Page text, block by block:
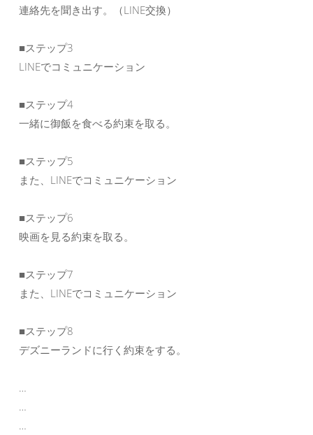
連絡先を聞き出す。（LINE交換）
■ステップ3
LINEでコミュニケーション
■ステップ4
一緒に御飯を食べる約束を取る。
■ステップ5
また、LINEでコミュニケーション
■ステップ6
映画を見る約束を取る。
■ステップ7
また、LINEでコミュニケーション
■ステップ8
デズニーランドに行く約束をする。
…
…
…